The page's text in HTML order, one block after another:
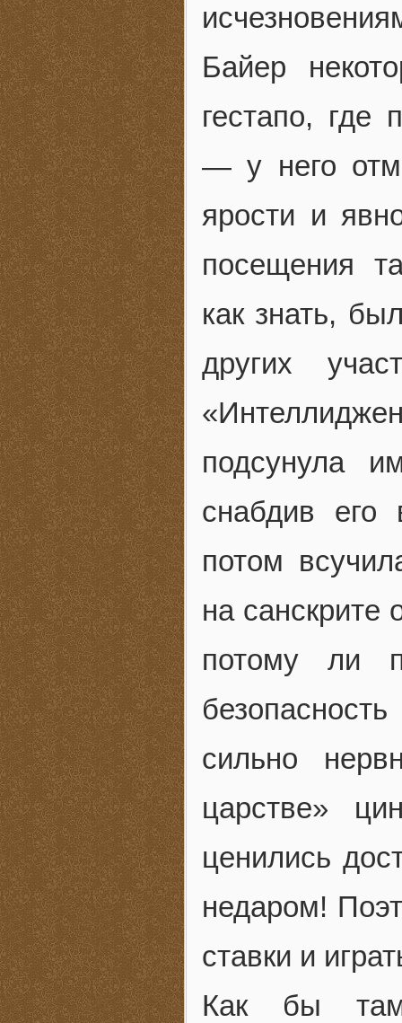
Байер
гестапо, где
— у него
ярости и
посещения
как знать,
других
подсунула
снабдив его
потом
на
потому ли
сильно
царстве»
ценились
недаром!
ставки и
Как бы